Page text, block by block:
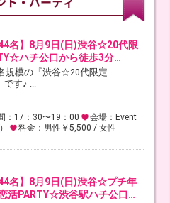
44名】8月9日(日)渋谷☆20代限
ハチ公口から徒歩3分…
規模の『渋谷☆20代限定
です♪ ...
：17：30〜19：00
会場：Event
料金：男性￥5,500 / 女性
44名】8月9日(日)渋谷☆プチ年
活PARTY☆渋谷駅ハチ公口…